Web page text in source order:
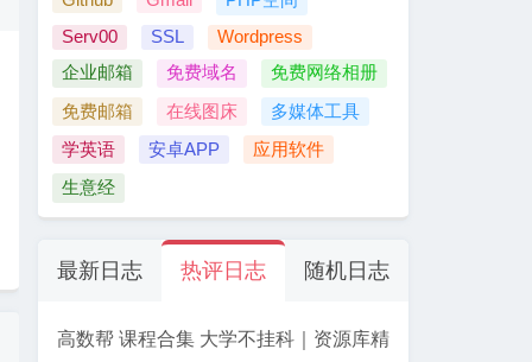
Serv00
SSL
Wordpress
企业邮箱
免费域名 免费网络相册
免费邮箱 在线图床 多媒体工具
学英语 安卓APP 应用软件
生意经
最新日志 热评日志 随机日志
高数帮 课程合集 大学不挂科｜资源库精